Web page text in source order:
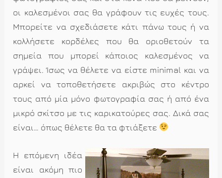
οι καλεσμένοι σας θα γράφουν τις ευχές τους.
Μπορείτε να σχεδιάσετε κάτι πάνω τους ή να
κολλήσετε κορδέλες που θα οριοθετούν τα
σημεία που μπορεί κάποιος καλεσμένος να
γράψει. Ίσως να θέλετε να είστε minimal και να
αρκεί να τοποθετήσετε ακριβώς στο κέντρο
τους από μία μόνο φωτογραφία σας ή από ένα
μικρό σκίτσο με τις καρικατούρες σας. Δικά σας
είναι… όπως θέλετε θα τα φτιάξετε
Η επόμενη ιδέα
είναι ακόμη πιο